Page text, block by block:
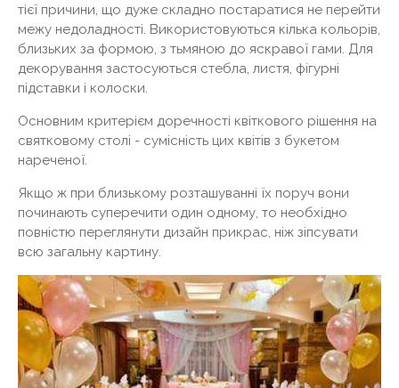
тієї причини, що дуже складно постаратися не перейти
межу недоладності. Використовуються кілька кольорів,
близьких за формою, з тьмяною до яскравої гами. Для
декорування застосуються стебла, листя, фігурні
підставки і колоски.
Основним критерієм доречності квіткового рішення на
святковому столі - сумісність цих квітів з букетом
нареченої.
Якщо ж при близькому розташуванні їх поруч вони
починають суперечити один одному, то необхідно
повністю переглянути дизайн прикрас, ніж зіпсувати
всю загальну картину.